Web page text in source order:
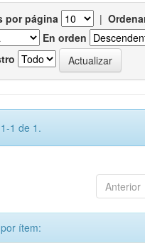
por página |
En orden
1 de 1.
Anterior
ítem: